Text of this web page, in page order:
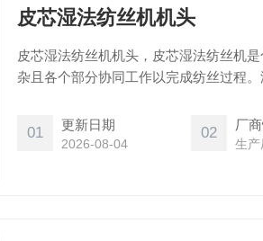
皮芯湿法纺丝机机头
皮芯湿法纺丝机机头，皮芯湿法纺丝机
杂且各个部分协同工作以完成纺丝过程
法纺丝能制造出具有特定性能的纤维，
01 更新日期
2026-08-04
02 厂
生产